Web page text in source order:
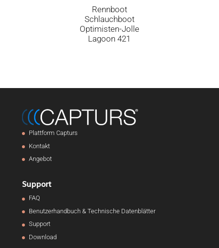
Rennboot
Schlauchboot
Optimisten-Jolle
Lagoon 421
Plattform Capturs
Kontakt
Angebot
Support
FAQ
Benutzerhandbuch & Technische Datenblätter
Support
Download